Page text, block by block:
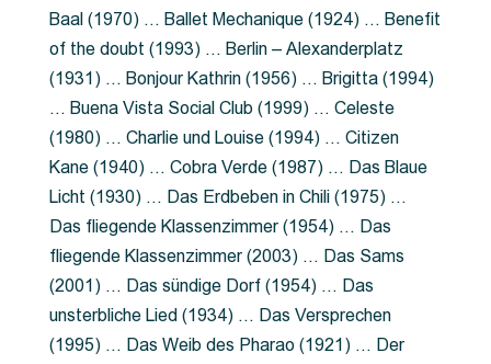
Baal (1970) … Ballet Mechanique (1924) … Benefit
of the doubt (1993) … Berlin – Alexanderplatz
(1931) … Bonjour Kathrin (1956) … Brigitta (1994)
… Buena Vista Social Club (1999) … Celeste
(1980) … Charlie und Louise (1994) … Citizen
Kane (1940) … Cobra Verde (1987) … Das Blaue
Licht (1930) … Das Erdbeben in Chili (1975) …
Das fliegende Klassenzimmer (1954) … Das
fliegende Klassenzimmer (2003) … Das Sams
(2001) … Das sündige Dorf (1954) … Das
unsterbliche Lied (1934) … Das Versprechen
(1995) … Das Weib des Pharao (1921) … Der